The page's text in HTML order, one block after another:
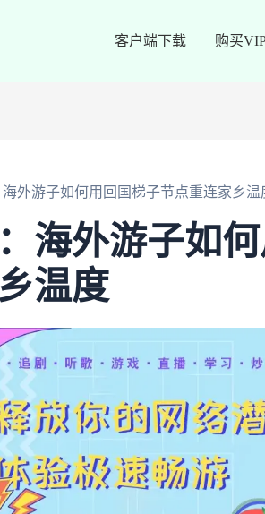
客户端下载 购买
外游子如何用回国梯子节点重连家乡温
海外游子如何
温度